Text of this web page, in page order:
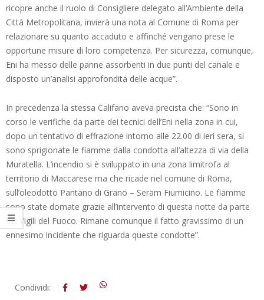
ricopre anche il ruolo di Consigliere delegato all’Ambiente della
Città Metropolitana, invierà una nota al Comune di Roma per
relazionare su quanto accaduto e affinché vengano prese le
opportune misure di loro competenza. Per sicurezza, comunque,
Eni ha messo delle panne assorbenti in due punti del canale e
disposto un’analisi approfondita delle acque”.
In precedenza la stessa Califano aveva precista che: “Sono in
corso le verifiche da parte dei tecnici dell’Eni nella zona in cui,
dopo un tentativo di effrazione intorno alle 22.00 di ieri sera, si
sono sprigionate le fiamme dalla condotta all’altezza di via della
Muratella. L’incendio si è sviluppato in una zona limitrofa al
territorio di Maccarese ma che ricade nel comune di Roma,
sull’oleodotto Pantano di Grano – Seram Fiumicino. Le fiamme
sono state domate grazie all’intervento di questa notte da parte
dei Vigili del Fuoco. Rimane comunque il fatto gravissimo di un
ennesimo incidente che riguarda queste condotte”.
2016-
Condividi: